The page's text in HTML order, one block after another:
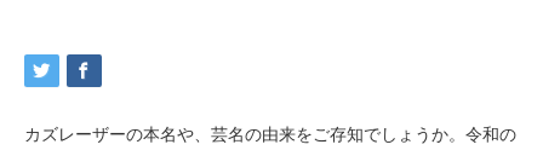
カズレーザーの本名や、芸名の由来をご存知でしょうか。令和の